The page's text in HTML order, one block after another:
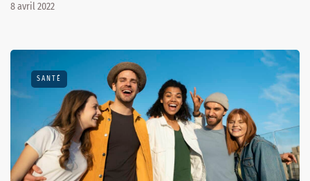
8 avril 2022
SANTÉ